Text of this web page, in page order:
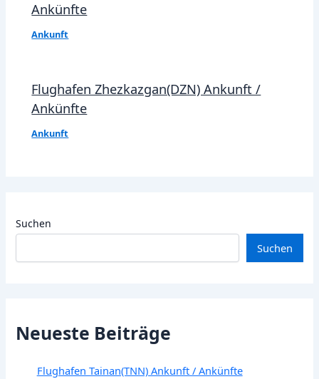
Ankünfte
Ankunft
Flughafen Zhezkazgan(DZN) Ankunft /
Ankünfte
Ankunft
Suchen
Suchen
Neueste Beiträge
Flughafen Tainan(TNN) Ankunft / Ankünfte